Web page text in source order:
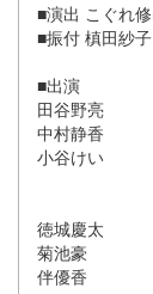
■演出 こぐれ
■振付 槙田紗子
■出演
田谷野亮
中村静香
小谷けい
徳城慶太
菊池豪
伴優香